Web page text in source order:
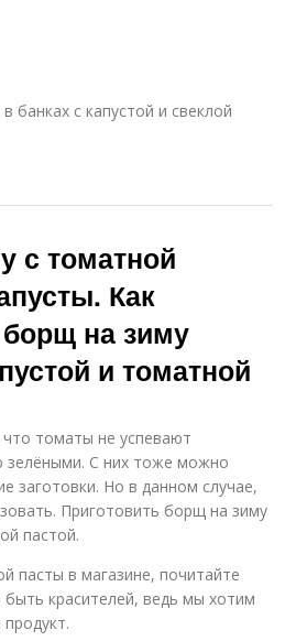
банках с капустой и свеклой
с томатной
Как
борщ на зиму
и томатной
томаты не успевают
зелёными. С них тоже можно
заготовки. Но в данном случае,
Приготовить борщ на зиму
пастой.
пасты в магазине, почитайте
красителей, ведь мы хотим